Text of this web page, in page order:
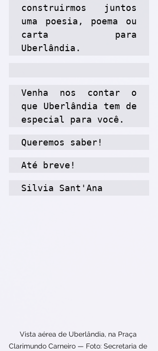
construirmos juntos
uma poesia, poema ou
carta para
Uberlândia.
Venha nos contar o
que Uberlândia tem de
especial para você.
Queremos saber!
Até breve!
Silvia Sant'Ana
Vista aérea de Uberlândia, na Praça
Clarimundo Carneiro — Foto: Secretaria de